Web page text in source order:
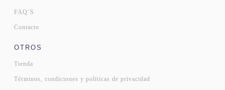
FAQ’S
Contacto
OTROS
Tienda
Términos, condiciones y políticas de privacidad